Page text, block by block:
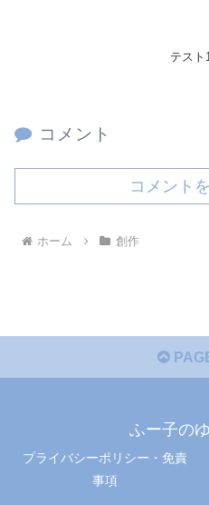
テスト
コメント
コメント
ホーム 創作
ふー子の
プライバシーポリシー・免責
事項